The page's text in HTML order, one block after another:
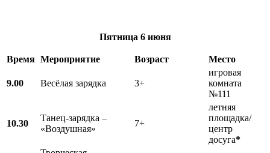
Пятница 6 июня
Время Мероприятие Возраст Место
9.00 Весёлая зарядка 3+
игровая
комната
№111
10.30
Танец-зарядка –
«Воздушная»
7+
летняя
площадка/
центр
досуга*